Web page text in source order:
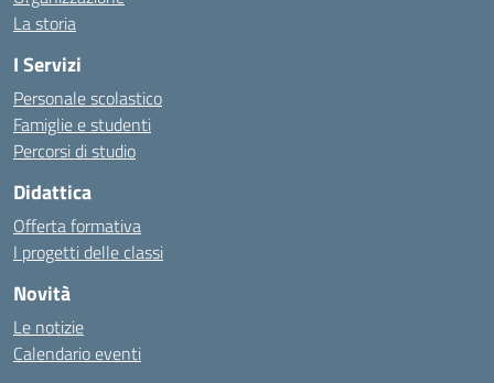
La storia
I Servizi
Personale scolastico
Famiglie e studenti
Percorsi di studio
Didattica
Offerta formativa
I progetti delle classi
Novità
Le notizie
Calendario eventi